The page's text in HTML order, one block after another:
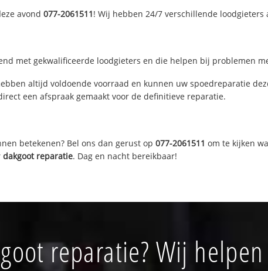
avond077-2061511! Wij hebben 24/7 verschillende loodgieters
met gekwalificeerde loodgieters en die helpen bij problemen
altijd voldoende voorraad en kunnen uw spoedreparatie
een afspraak gemaakt voor de definitieve reparatie.
betekenen? Bel ons dan gerust op077-2061511 om te kijken
dakgoot reparatie. Dag en nacht bereikbaar!
reparatie? Wij